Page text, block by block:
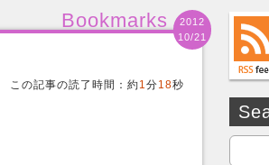
Bookmarks
2012
10/21
この記事の読了時間：約1分18秒